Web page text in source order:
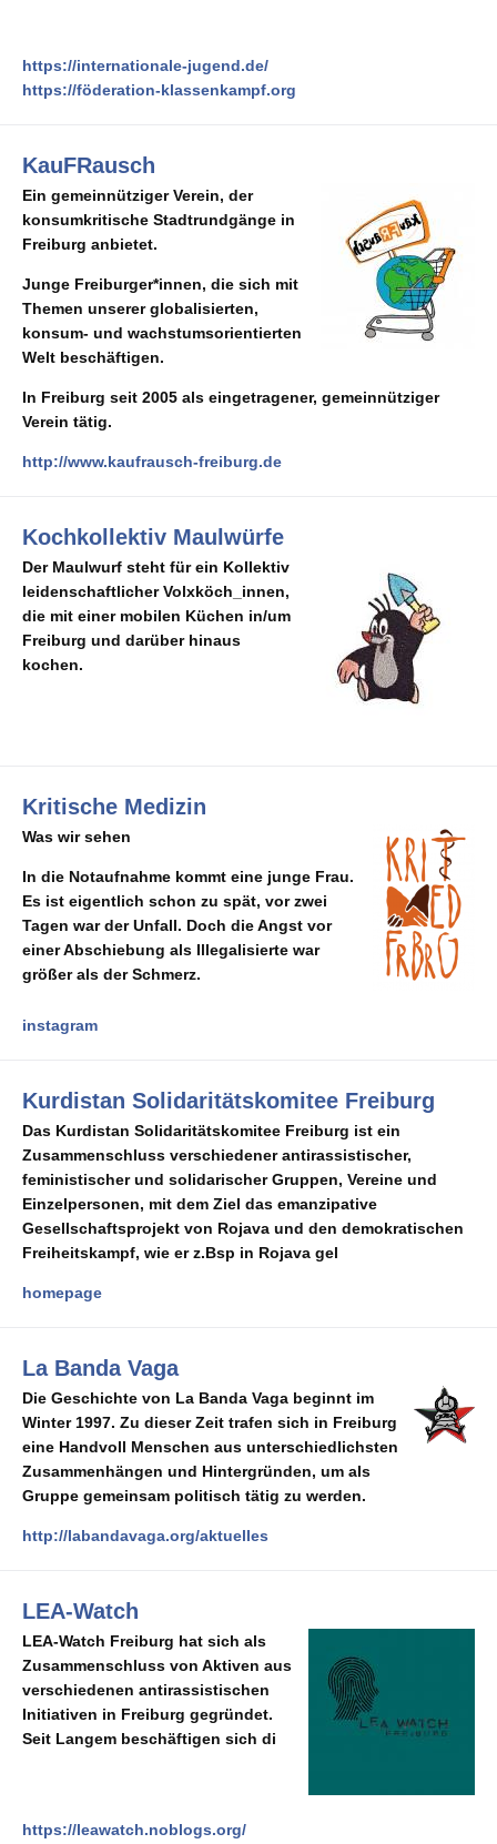
https://internationale-jugend.de/
https://föderation-klassenkampf.org
KauFRausch
Ein gemeinnütziger Verein, der
konsumkritische Stadtrundgänge in
Freiburg anbietet.
Junge Freiburger*innen, die sich mit
Themen unserer globalisierten,
konsum- und wachstumsorientierten
Welt beschäftigen.
In Freiburg seit 2005 als eingetragener, gemeinnütziger
Verein tätig.
http://www.kaufrausch-freiburg.de
Kochkollektiv Maulwürfe
Der Maulwurf steht für ein Kollektiv
leidenschaftlicher Volxköch_innen,
die mit einer mobilen Küchen in/um
Freiburg und darüber hinaus
kochen.
Kritische Medizin
Was wir sehen
In die Notaufnahme kommt eine junge Frau.
Es ist eigentlich schon zu spät, vor zwei
Tagen war der Unfall. Doch die Angst vor
einer Abschiebung als Illegalisierte war
größer als der Schmerz.
instagram
Kurdistan Solidaritätskomitee Freiburg
Das Kurdistan Solidaritätskomitee Freiburg ist ein
Zusammenschluss verschiedener antirassistischer,
feministischer und solidarischer Gruppen, Vereine und
Einzelpersonen, mit dem Ziel das emanzipative
Gesellschaftsprojekt von Rojava und den demokratischen
Freiheitskampf, wie er z.Bsp in Rojava gel
homepage
La Banda Vaga
Die Geschichte von La Banda Vaga beginnt im
Winter 1997. Zu dieser Zeit trafen sich in Freiburg
eine Handvoll Menschen aus unterschiedlichsten
Zusammenhängen und Hintergründen, um als
Gruppe gemeinsam politisch tätig zu werden.
http://labandavaga.org/aktuelles
LEA-Watch
LEA-Watch Freiburg hat sich als
Zusammenschluss von Aktiven aus
verschiedenen antirassistischen
Initiativen in Freiburg gegründet.
Seit Langem beschäftigen sich di
https://leawatch.noblogs.org/